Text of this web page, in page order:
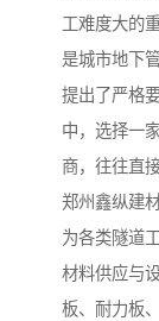
工难度大的
是城市地下
提出了严格
中，选择一
商，往往直
郑州鑫纵建
为各类隧道
材料供应与
板、耐力板